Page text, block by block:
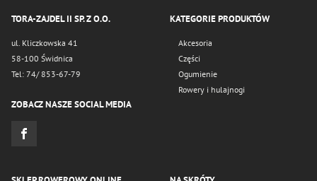
TORA-ZAJDEL II SP. Z O.O.
ul. Kliczkowska 41
58-100 Świdnica
Tel: 74/ 853-67-79
ZOBACZ NASZE SOCIAL MEDIA
KATEGORIE PRODUKTÓW
Akcesoria
Części
Ogumienie
Rowery i hulajnogi